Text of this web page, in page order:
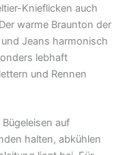
Knieflicken auch
warme Braunton der
Jeans harmonisch
lebhaft
und Rennen
auf
halten, abkühlen